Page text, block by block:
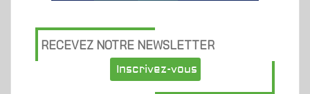
RECEVEZ NOTRE NEWSLETTER
Inscrivez-vous